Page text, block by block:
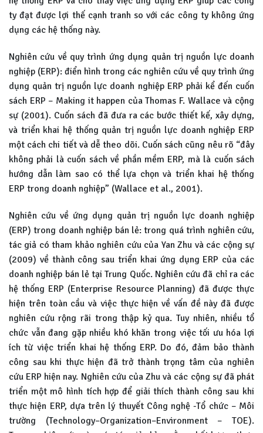
ty đạt được lợi thế cạnh tranh so với các công ty không ứng
dụng các hệ thống này.
Nghiên cứu về quy trình ứng dụng quản trị nguồn lực doanh
nghiệp (ERP): điển hình trong các nghiên cứu về quy trình ứng
dụng quản trị nguồn lực doanh nghiệp ERP phải kể đến cuốn
sách ERP – Making it happen của Thomas F. Wallace và cộng
sự (2001). Cuốn sách đã đưa ra các bước thiết kế, xây dựng,
và triển khai hệ thống quản trị nguồn lực doanh nghiệp ERP
một cách chi tiết và dễ theo dõi. Cuốn sách cũng nêu rõ “đây
không phải là cuốn sách về phần mềm ERP, mà là cuốn sách
hướng dẫn làm sao có thể lựa chọn và triển khai hệ thống
ERP trong doanh nghiệp” (Wallace et al., 2001).
Nghiên cứu về ứng dụng quản trị nguồn lực doanh nghiệp
(ERP) trong doanh nghiệp bán lẻ: trong quá trình nghiên cứu,
tác giả có tham khảo nghiên cứu của Yan Zhu và các cộng sự
(2009) về thành công sau triển khai ứng dụng ERP của các
doanh nghiệp bán lẻ tại Trung Quốc. Nghiên cứu đã chỉ ra các
hệ thống ERP (Enterprise Resource Planning) đã được thực
hiện trên toàn cầu và việc thực hiện về vấn đề này đã được
nghiên cứu rộng rãi trong thập kỷ qua. Tuy nhiên, nhiều tổ
chức vẫn đang gặp nhiều khó khăn trong việc tối ưu hóa lợi
ích từ việc triển khai hệ thống ERP. Do đó, đảm bảo thành
công sau khi thực hiện đã trở thành trọng tâm của nghiên
cứu ERP hiện nay. Nghiên cứu của Zhu và các cộng sự đã phát
triển một mô hình tích hợp để giải thích thành công sau khi
thực hiện ERP, dựa trên lý thuyết Công nghệ -Tổ chức – Môi
trường (Technology–Organization–Environment – TOE).